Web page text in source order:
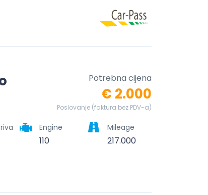
Potrebna cijena
€ 2.000
Poslovanje (faktura bez PDV-a)
Engine
110
Mileage
217.000